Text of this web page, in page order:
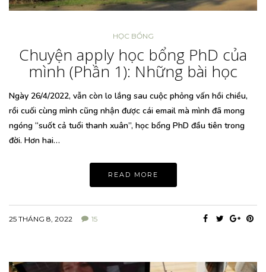
HỌC BỔNG
Chuyện apply học bổng PhD của
mình (Phần 1): Những bài học
Ngày 26/4/2022, vẫn còn lo lắng sau cuộc phỏng vấn hồi chiều,
rồi cuối cùng mình cũng nhận được cái email mà mình đã mong
ngóng “suốt cả tuổi thanh xuân”, học bổng PhD đầu tiên trong
đời. Hơn hai…
READ MORE
25 THÁNG 8, 2022 15